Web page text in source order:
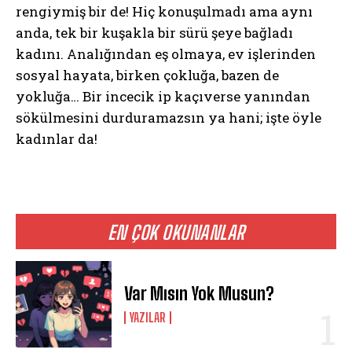
EN ÇOK OKUNANLAR
Var Mısın Yok Musun?
YAZILAR
rengiymiş bir de! Hiç konuşulmadı ama aynı
anda, tek bir kuşakla bir sürü şeye bağladı
kadını. Analığından eş olmaya, ev işlerinden
sosyal hayata, birken çokluğa, bazen de
yokluğa… Bir incecik ip kaçıverse yanından
sökülmesini durduramazsın ya hani; işte öyle
kadınlar da!